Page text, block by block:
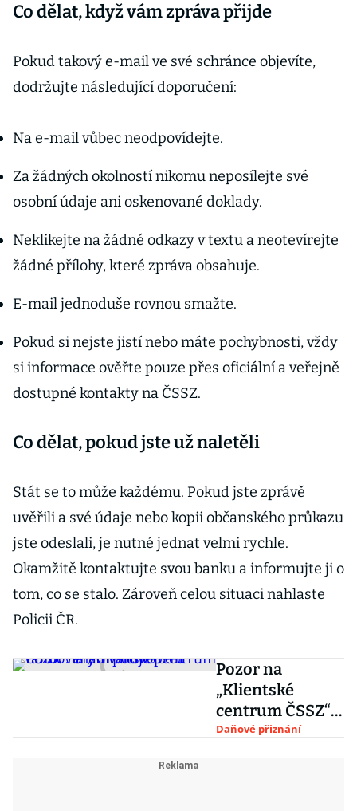
Co dělat, když vám zpráva přijde
Pokud takový e-mail ve své schránce objevíte,
dodržujte následující doporučení:
Na e-mail vůbec neodpovídejte.
Za žádných okolností nikomu neposílejte své
osobní údaje ani oskenované doklady.
Neklikejte na žádné odkazy v textu a neotevírejte
žádné přílohy, které zpráva obsahuje.
E-mail jednoduše rovnou smažte.
Pokud si nejste jistí nebo máte pochybnosti, vždy
si informace ověřte pouze přes oficiální a veřejně
dostupné kontakty na ČSSZ.
Co dělat, pokud jste už naletěli
Stát se to může každému. Pokud jste zprávě
uvěřili a své údaje nebo kopii občanského průkazu
jste odeslali, je nutné jednat velmi rychle.
Okamžitě kontaktujte svou banku a informujte ji o
tom, co se stalo. Zároveň celou situaci nahlaste
Policii ČR.
Pozor na
„Klientské
centrum ČSSZ“.
Úřad varuje před
Daňové přiznání